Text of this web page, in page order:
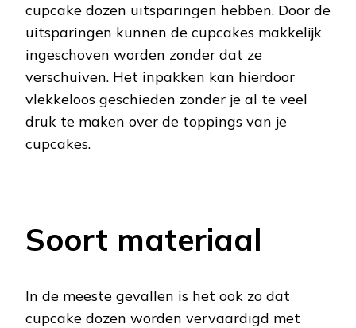
cupcake dozen uitsparingen hebben. Door de
uitsparingen kunnen de cupcakes makkelijk
ingeschoven worden zonder dat ze
verschuiven. Het inpakken kan hierdoor
vlekkeloos geschieden zonder je al te veel
druk te maken over de toppings van je
cupcakes.
Soort materiaal
In de meeste gevallen is het ook zo dat
cupcake dozen worden vervaardigd met